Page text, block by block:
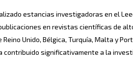
estancias investigadoras en el
en revistas científicas de
Unido, Bélgica, Turquía, Malta y
significativamente a la